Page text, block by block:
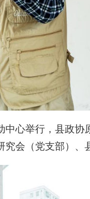
心举行，县政
会（党支部）、